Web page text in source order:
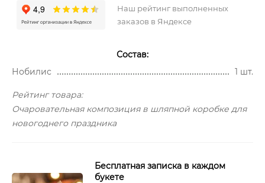
Наш рейтинг выполненных
заказов в Яндексе
Состав:
Нобилис
1 шт.
Рейтинг товара:
Очаровательная композиция в шляпной коробке для
новогоднего праздника
Бесплатная записка в каждом
букете